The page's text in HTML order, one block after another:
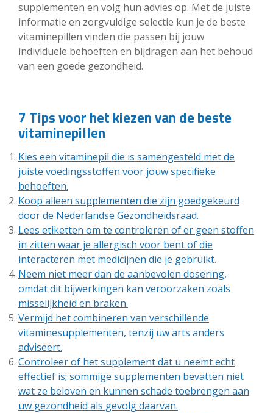
supplementen en volg hun advies op. Met de juiste
informatie en zorgvuldige selectie kun je de beste
vitaminepillen vinden die passen bij jouw
individuele behoeften en bijdragen aan het behoud
van een goede gezondheid.
7 Tips voor het kiezen van de beste
vitaminepillen
Kies een vitaminepil die is samengesteld met de
juiste voedingsstoffen voor jouw specifieke
behoeften.
Koop alleen supplementen die zijn goedgekeurd
door de Nederlandse Gezondheidsraad.
Lees etiketten om te controleren of er geen stoffen
in zitten waar je allergisch voor bent of die
interacteren met medicijnen die je gebruikt.
Neem niet meer dan de aanbevolen dosering,
omdat dit bijwerkingen kan veroorzaken zoals
misselijkheid en braken.
Vermijd het combineren van verschillende
vitaminesupplementen, tenzij uw arts anders
adviseert.
Controleer of het supplement dat u neemt echt
effectief is; sommige supplementen bevatten niet
wat ze beloven en kunnen schade toebrengen aan
uw gezondheid als gevolg daarvan.